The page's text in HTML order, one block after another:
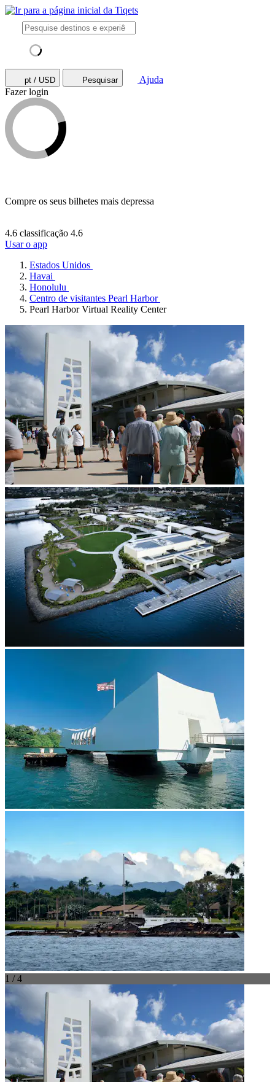
pt / USD Pesquisar
Ajuda
Fazer login
Compre os seus bilhetes mais depressa
4.6 classificação 4.6
Usar o app
Estados Unidos
Havai
Honolulu
Centro de visitantes Pearl Harbor
Pearl Harbor Virtual Reality Center
1 / 4